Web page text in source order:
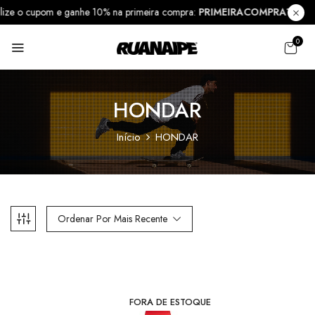
o cupom e ganhe 10% na primeira compra:PRIMEIRACOMPRA10
0
HONDAR
Início HONDAR
Ordenar Por Mais Recente
FORA DE ESTOQUE